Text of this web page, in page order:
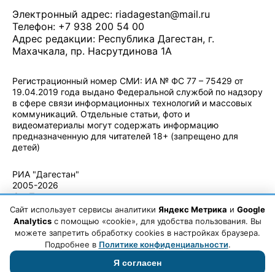
Электронный адрес: riadagestan@mail.ru
Телефон: +7 938 200 54 00
Адрес редакции: Республика Дагестан, г.
Махачкала, пр. Насрутдинова 1А
Регистрационный номер СМИ: ИА № ФС 77 – 75429 от
19.04.2019 года выдано Федеральной службой по надзору
в сфере связи информационных технологий и массовых
коммуникаций. Отдельные статьи, фото и
видеоматериалы могут содержать информацию
предназначенную для читателей 18+ (запрещено для
детей)
РИА "Дагестан"
2005-2026
© - Правила
использования
материалов.
Авторские
Сайт использует сервисы аналитики Яндекс Метрика и Google
Analytics с помощью «cookie», для удобства пользования. Вы
можете запретить обработку cookies в настройках браузера.
Подробнее в Политике конфиденциальности.
Я согласен